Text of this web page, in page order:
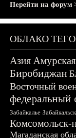
Перейти на форум
ОБЛАКО
Азия
Биробиджан
Восточный
федеральный
Забайкалье
Комсомольск-
Магаданская